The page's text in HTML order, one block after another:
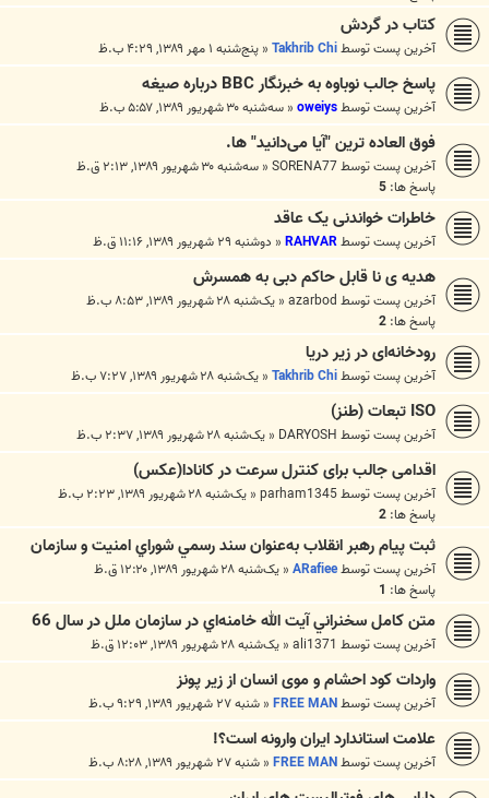
کتاب در گردش
آخرین پست توسطTakhrib Chi
« پنج‌شنبه ۱ مهر ۱۳۸۹, ۴:۲۹ ب.ظ
پاسخ جالب نوباوه به خبرنگار BBC درباره صیغه
آخرین پست توسطoweiys
« سه‌شنبه ۳۰ شهریور ۱۳۸۹, ۵:۵۷ ب.ظ
فوق العاده ترین "آیا می‌دانید" ها.
آخرین پست توسطSORENA77
« سه‌شنبه ۳۰ شهریور ۱۳۸۹, ۲:۱۳ ق.ظ
پاسخ ها: 5
خاطرات خواندنی یک عاقد
آخرین پست توسطRAHVAR
« دوشنبه ۲۹ شهریور ۱۳۸۹, ۱۱:۱۶ ق.ظ
هدیه ی نا قابل حاکم دبی به همسرش
آخرین پست توسطazarbod
« یک‌شنبه ۲۸ شهریور ۱۳۸۹, ۸:۵۳ ب.ظ
پاسخ ها: 2
رودخانه‌ای در زیر دریا
آخرین پست توسطTakhrib Chi
« یک‌شنبه ۲۸ شهریور ۱۳۸۹, ۷:۲۷ ب.ظ
ISO تبعات (طنز)
آخرین پست توسطDARYOSH
« یک‌شنبه ۲۸ شهریور ۱۳۸۹, ۲:۳۷ ب.ظ
اقدامی جالب برای کنترل سرعت در کانادا(عکس)
آخرین پست توسطparham1345
« یک‌شنبه ۲۸ شهریور ۱۳۸۹, ۲:۲۳ ب.ظ
پاسخ ها: 2
ثبت پيام رهبر انقلاب به‌عنوان سند رسمي شوراي امنيت و سازمان
آخرین پست توسطARafiee
« یک‌شنبه ۲۸ شهریور ۱۳۸۹, ۱۲:۲۰ ق.ظ
پاسخ ها: 1
متن كامل سخنراني آيت الله خامنه‌‌اي در سازمان ملل در سال 66
آخرین پست توسطali1371
« یک‌شنبه ۲۸ شهریور ۱۳۸۹, ۱۲:۰۳ ق.ظ
واردات کود احشام و موی انسان از زیر پونز
آخرین پست توسطFREE MAN
« شنبه ۲۷ شهریور ۱۳۸۹, ۹:۲۹ ب.ظ
علامت استاندارد ایران وارونه است؟!
آخرین پست توسطFREE MAN
« شنبه ۲۷ شهریور ۱۳۸۹, ۸:۲۸ ب.ظ